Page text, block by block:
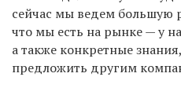
сейчас мы ведем большую
что мы есть на рынке — у
а также конкретные
предложить другим